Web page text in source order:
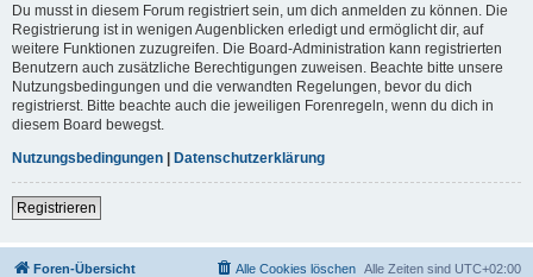
Du musst in diesem Forum registriert sein, um dich anmelden zu können. Die
Registrierung ist in wenigen Augenblicken erledigt und ermöglicht dir, auf
weitere Funktionen zuzugreifen. Die Board-Administration kann registrierten
Benutzern auch zusätzliche Berechtigungen zuweisen. Beachte bitte unsere
Nutzungsbedingungen und die verwandten Regelungen, bevor du dich
registrierst. Bitte beachte auch die jeweiligen Forenregeln, wenn du dich in
diesem Board bewegst.
Nutzungsbedingungen | Datenschutzerklärung
Registrieren
Foren-Übersicht Alle Zeiten sind UTC+02:00
Alle Cookies löschen